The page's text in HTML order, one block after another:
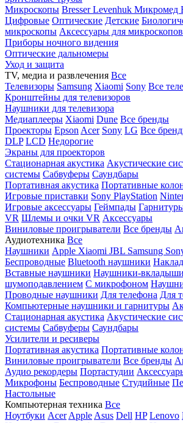
Микроскопы BresserLevenhuk Микромед
Цифровые Оптические Детские
микроскопы Аксессуары для микроскопов
Приборы ночного видения
Оптические дальномеры
Уход и защита
TV, медиа и развлечения Все
Телевизоры Samsung Xiaomi Sony Все
Кронштейны для телевизоров
Наушники для телевизора
Медиаплееры Xiaomi Dune Все бренды
Проекторы Epson Acer Sony LG Все
DLP LCD Недорогие
Экраны для проекторов
Стационарная акустика Акустические
системы Сабвуферы Саундбары
Портативная акустика Портативные
Игровые приставки Sony PlayStation
Игровые аксессуары Геймпады
VR Шлемы и очки VR Аксессуары
Виниловые проигрыватели Все бренды
Аудиотехника Все
Наушники Apple Xiaomi JBL Samsung
Беспроводные Bluetooth наушники
Вставные наушники Наушники-вкладыши
шумоподавлением С микрофоном
Проводные наушники Для телефона Для
Компьютерные наушники и гарнитуры
Стационарная акустика Акустические
системы Сабвуферы Саундбары
Усилители и ресиверы
Портативная акустика Портативные
Виниловые проигрыватели Все бренды
Аудио рекордеры Портастудии
Микрофоны Беспроводные Студийные
Настольные
Компьютерная техника Все
Ноутбуки Acer Apple Asus Dell HP Lenovo